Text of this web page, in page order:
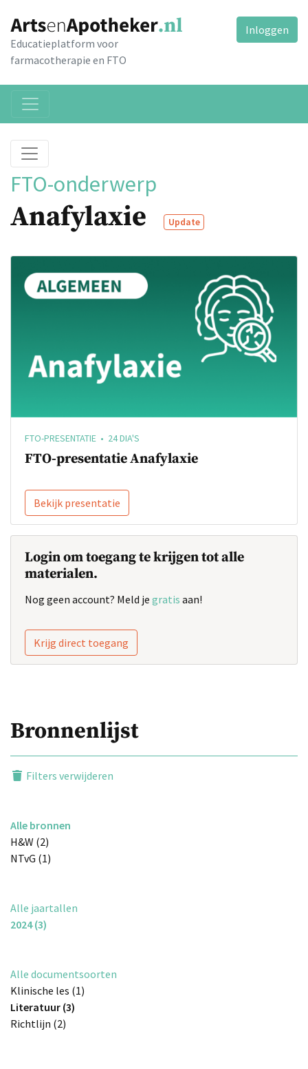
Educatieplatform voor
farmacotherapie en FTO
Inloggen
FTO-onderwerp
Anafylaxie Update
FTO-PRESENTATIE • 24 DIA'S
FTO-presentatie Anafylaxie
Bekijk presentatie
Login om toegang te krijgen tot alle
materialen.
Nog geen account? Meld je gratis aan!
Krijg direct toegang
Bronnenlijst
Filters verwijderen
Alle bronnen
H&W (2)
NTvG (1)
Alle jaartallen
2024 (3)
Alle documentsoorten
Klinische les (1)
Literatuur (3)
Richtlijn (2)